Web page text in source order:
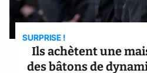
SURPRISE !
Ils achètent une
des bâtons de